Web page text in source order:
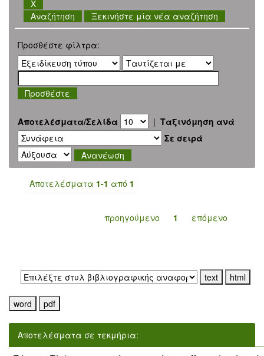
Ξεκινήστε μία νέα αναζήτηση
Προσθέστε φίλτρα:
Αποτελέσματα/Σελίδα | Ταξινόμηση ανά
Σε σειρά
Αποτελέσματα 1-1 από 1
προηγούμενο 1 επόμενο
Αποτελέσματα σε τεκμήρια: